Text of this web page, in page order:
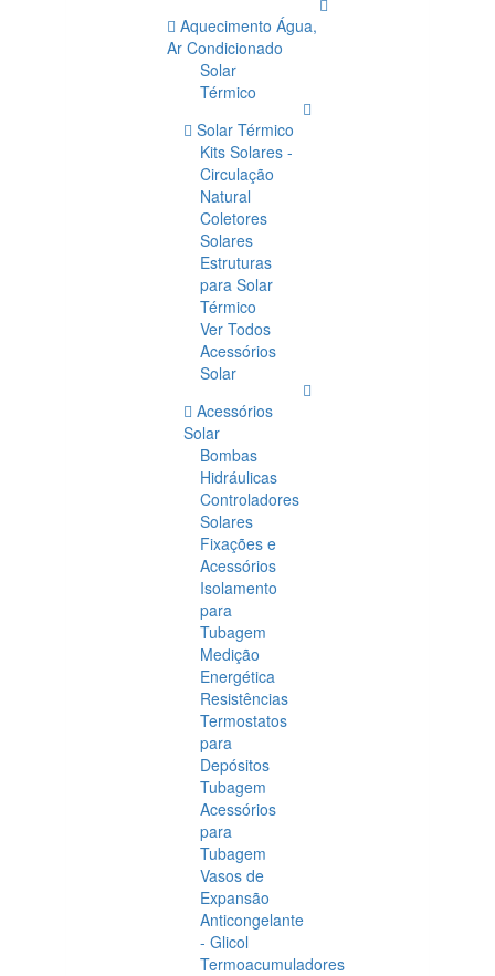
Aquecimento Água,
Ar Condicionado
Solar
Térmico
Solar Térmico
Kits Solares -
Circulação
Natural
Coletores
Solares
Estruturas
para Solar
Térmico
Ver Todos
Acessórios
Solar
Acessórios
Solar
Bombas
Hidráulicas
Controladores
Solares
Fixações e
Acessórios
Isolamento
para
Tubagem
Medição
Energética
Resistências
Termostatos
para
Depósitos
Tubagem
Acessórios
para
Tubagem
Vasos de
Expansão
Anticongelante
- Glicol
Termoacumuladores